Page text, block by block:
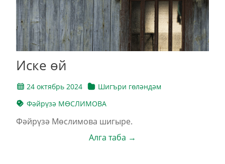
Иске өй
24 октябрь 2024
Шигъри гөләндәм
Фәйрүзә МӨСЛИМОВА
Фәйрүзә Мөслимова шигыре.
Алга таба →